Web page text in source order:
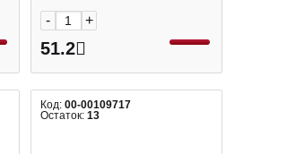
- +
51.2
Код: 00-00109717
Остаток: 13